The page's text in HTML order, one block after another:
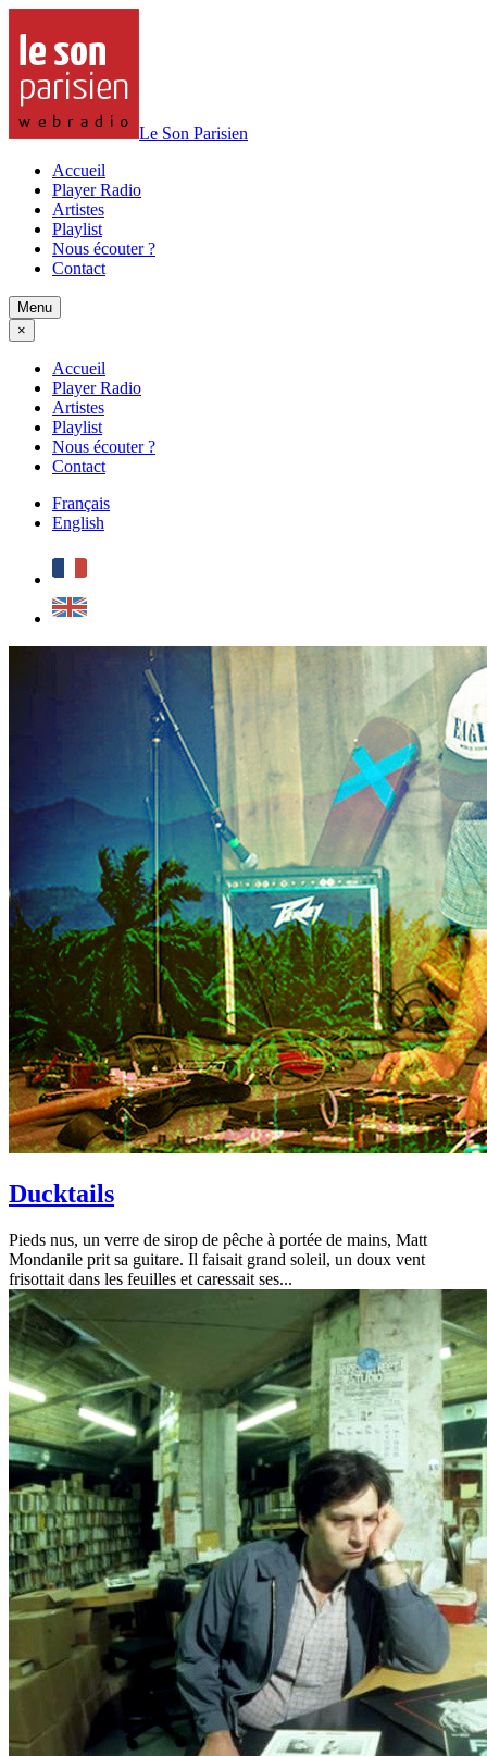
Le Son Parisien
Accueil
Player Radio
Artistes
Playlist
Nous écouter ?
Contact
Menu
×
Accueil
Player Radio
Artistes
Playlist
Nous écouter ?
Contact
Français
English
Ducktails
Pieds nus, un verre de sirop de pêche à portée de mains, Matt
Mondanile prit sa guitare. Il faisait grand soleil, un doux vent
frisottait dans les feuilles et caressait ses...